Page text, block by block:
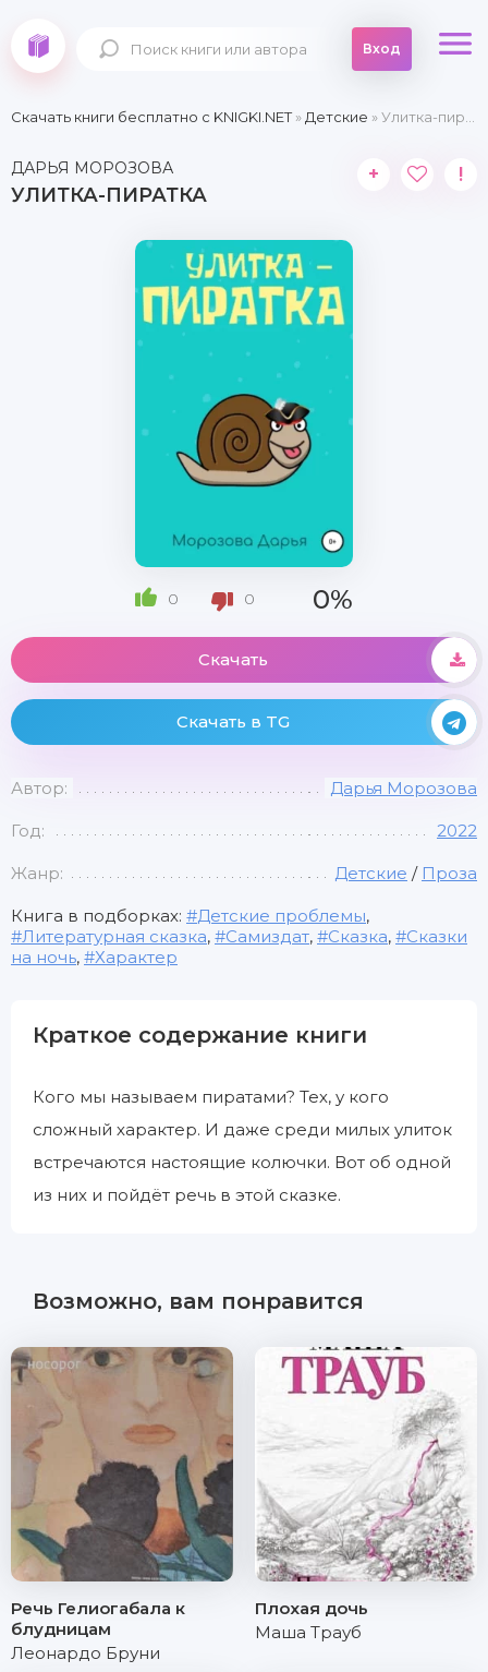
Вход
Скачать книги бесплатно c KNIGKI.NET» Детские » Улитка-пиратка
ДАРЬЯ МОРОЗОВА
УЛИТКА-ПИРАТКА
+ !
0 0 0%
Скачать
Скачать в TG
Автор: Дарья Морозова
Год: 2022
Жанр: Детские / Проза
Книга в подборках: Детские проблемы,
Литературная сказка, Самиздат, Сказка,
Сказки
на ночь, Характер
Краткое содержание книги
Кого мы называем пиратами? Тех, у кого
сложный характер. И даже среди милых улиток
встречаются настоящие колючки. Вот об одной
из них и пойдёт речь в этой сказке.
Возможно, вам понравится
Речь Гелиогабала к
блудницам
Леонардо Бруни
Плохая дочь
Маша Трауб